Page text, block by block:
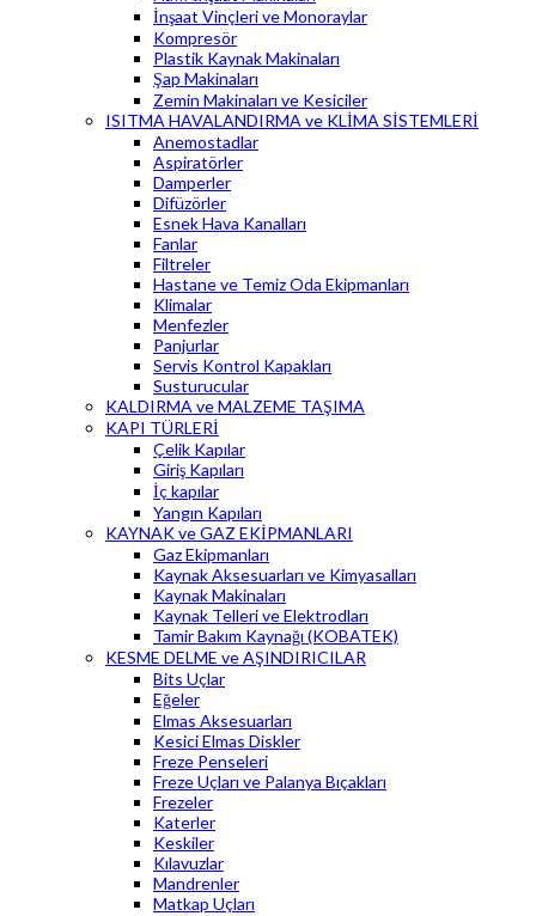
İnşaat Vinçleri ve Monoraylar
Kompresör
Plastik Kaynak Makinaları
Şap Makinaları
Zemin Makinaları ve Kesiciler
ISITMA HAVALANDIRMA ve KLİMA SİSTEMLERİ
Anemostadlar
Aspiratörler
Damperler
Difüzörler
Esnek Hava Kanalları
Fanlar
Filtreler
Hastane ve Temiz Oda Ekipmanları
Klimalar
Menfezler
Panjurlar
Servis Kontrol Kapakları
Susturucular
KALDIRMA ve MALZEME TAŞIMA
KAPI TÜRLERİ
Çelik Kapılar
Giriş Kapıları
İç kapılar
Yangın Kapıları
KAYNAK ve GAZ EKİPMANLARI
Gaz Ekipmanları
Kaynak Aksesuarları ve Kimyasalları
Kaynak Makinaları
Kaynak Telleri ve Elektrodları
Tamir Bakım Kaynağı (KOBATEK)
KESME DELME ve AŞINDIRICILAR
Bits Uçlar
Eğeler
Elmas Aksesuarları
Kesici Elmas Diskler
Freze Penseleri
Freze Uçları ve Palanya Bıçakları
Frezeler
Katerler
Keskiler
Kılavuzlar
Mandrenler
Matkap Uçları